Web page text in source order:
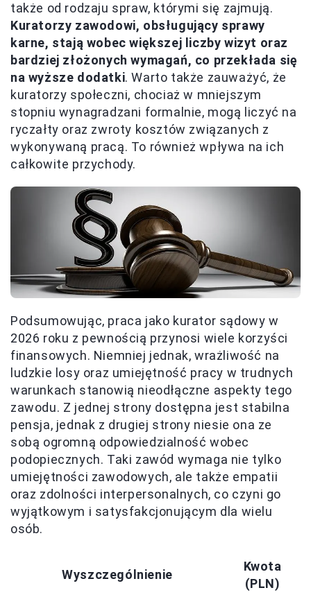
także od rodzaju spraw, którymi się zajmują.
Kuratorzy zawodowi, obsługujący sprawy
karne, stają wobec większej liczby wizyt oraz
bardziej złożonych wymagań, co przekłada się
na wyższe dodatki. Warto także zauważyć, że
kuratorzy społeczni, chociaż w mniejszym
stopniu wynagradzani formalnie, mogą liczyć na
ryczałty oraz zwroty kosztów związanych z
wykonywaną pracą. To również wpływa na ich
całkowite przychody.
Podsumowując, praca jako kurator sądowy w
2026 roku z pewnością przynosi wiele korzyści
finansowych. Niemniej jednak, wrażliwość na
ludzkie losy oraz umiejętność pracy w trudnych
warunkach stanowią nieodłączne aspekty tego
zawodu. Z jednej strony dostępna jest stabilna
pensja, jednak z drugiej strony niesie ona ze
sobą ogromną odpowiedzialność wobec
podopiecznych. Taki zawód wymaga nie tylko
umiejętności zawodowych, ale także empatii
oraz zdolności interpersonalnych, co czyni go
wyjątkowym i satysfakcjonującym dla wielu
osób.
Wyszczególnienie
Kwota
(PLN)